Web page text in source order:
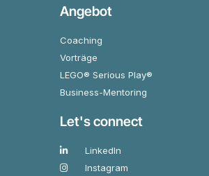
Angebot
Coaching
Vorträge
LEGO® Serious Play®
Business-Mentoring
Let's connect
LinkedIn
Instagram